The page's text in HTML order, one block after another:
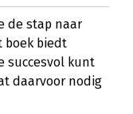
de stap naar
boek biedt
succesvol kunt
daarvoor nodig